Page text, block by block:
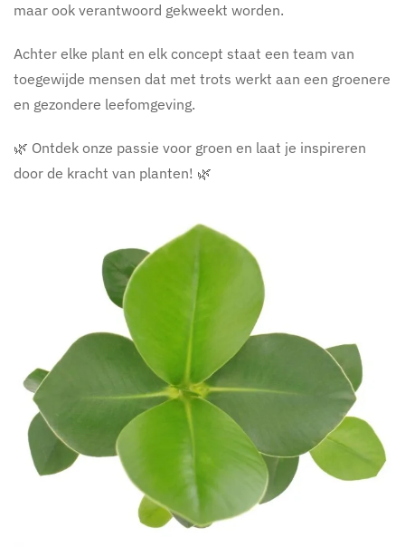
maar ook verantwoord gekweekt worden.
Achter elke plant en elk concept staat een team van
toegewijde mensen dat met trots werkt aan een groenere
en gezondere leefomgeving.
🌿 Ontdek onze passie voor groen en laat je inspireren
door de kracht van planten! 🌿